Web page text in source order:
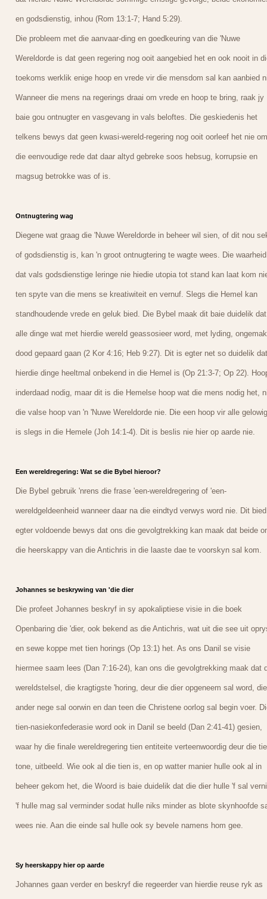
en godsdienstig, inhou (Rom 13:1-7; Hand 5:29).
Die probleem met die aanvaar-ding en goedkeuring van die 'Nuwe
Wereldorde is dat geen regering nog ooit aangebied het en ook nooit in
toekoms werklik enige hoop en vrede vir die mensdom sal kan aanbied
Wanneer die mens na regerings draai om vrede en hoop te bring, raak jy
baie gou ontnugter en vasgevang in vals beloftes. Die geskiedenis het
telkens bewys dat geen kwasi-wereld-regering nog ooit oorleef het nie om
die eenvoudige rede dat daar altyd gebreke soos hebsug, korrupsie en
magsug betrokke was of is.
Ontnugtering wag
Diegene wat graag die 'Nuwe Wereldorde in beheer wil sien, of dit nou
of godsdienstig is, kan 'n groot ontnugtering te wagte wees. Die
dat vals godsdienstige leringe nie hiedie utopia tot stand kan laat kom
ten spyte van die mens se kreatiwiteit en vernuf. Slegs die Hemel kan
standhoudende vrede en geluk bied. Die Bybel maak dit baie duidelik dat
alle dinge wat met hierdie wereld geassosieer word, met lyding,
dood gepaard gaan (2 Kor 4:16; Heb 9:27). Dit is egter net so duidelik dat
hierdie dinge heeltmal onbekend in die Hemel is (Op 21:3-7; Op 22).
inderdaad nodig, maar dit is die Hemelse hoop wat die mens nodig het,
die valse hoop van 'n 'Nuwe Wereldorde nie. Die een hoop vir alle
is slegs in die Hemele (Joh 14:1-4). Dit is beslis nie hier op aarde nie.
Een wereldregering: Wat se die Bybel hieroor?
Die Bybel gebruik 'nrens die frase 'een-wereldregering of 'een-
wereldgeldeenheid wanneer daar na die eindtyd verwys word nie. Dit bied
egter voldoende bewys dat ons die gevolgtrekking kan maak dat beide
die heerskappy van die Antichris in die laaste dae te voorskyn sal kom.
Johannes se beskrywing van 'die dier
Die profeet Johannes beskryf in sy apokaliptiese visie in die boek
Openbaring die 'dier, ook bekend as die Antichris, wat uit die see uit
en sewe koppe met tien horings (Op 13:1) het. As ons Danil se visie
hiermee saam lees (Dan 7:16-24), kan ons die gevolgtrekking maak dat
wereldstelsel, die kragtigste 'horing, deur die dier opgeneem sal word, die
ander nege sal oorwin en dan teen die Christene oorlog sal begin voer.
tien-nasiekonfederasie word ook in Danil se beeld (Dan 2:41-41) gesien,
waar hy die finale wereldregering tien entiteite verteenwoordig deur die
tone, uitbeeld. Wie ook al die tien is, en op watter manier hulle ook al in
beheer gekom het, die Woord is baie duidelik dat die dier hulle 'f sal
'f hulle mag sal verminder sodat hulle niks minder as blote skynhoofde
wees nie. Aan die einde sal hulle ook sy bevele namens hom gee.
Sy heerskappy hier op aarde
Johannes gaan verder en beskryf die regeerder van hierdie reuse ryk as